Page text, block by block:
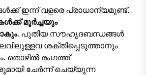
ഇന്ന് വളരെ പ്രാധാന്യമുണ്ട്.
മൂർച്ചയും
. പുതിയ സൗഹൃദബന്ധങ്ങൾ
ശക്തിപ്പെടുത്താനും
തൊഴിൽ രംഗത്ത്
ചേർന്ന് ചെയ്യുന്ന